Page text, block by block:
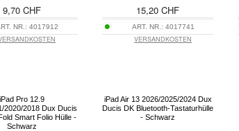
9,70 CHF
NR.: 4017912
15,20 CHF
ART. NR.: 4017741
VERSANDKOSTEN
iPad Pro 12.9
2020/2018 Dux Ducis
Smart Folio Hülle -
Schwarz
iPad Air 13 2026/2025/2024 Dux
Ducis DK Bluetooth-Tastaturhülle
- Schwarz